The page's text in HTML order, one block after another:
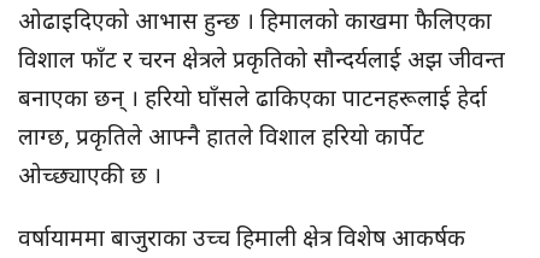
ओढाइदिएको आभास हुन्छ । हिमालको काखमा फैलिएका
विशाल फाँट र चरन क्षेत्रले प्रकृतिको सौन्दर्यलाई अझ जीवन्त
बनाएका छन् । हरियो घाँसले ढाकिएका पाटनहरूलाई हेर्दा
लाग्छ, प्रकृतिले आफ्नै हातले विशाल हरियो कार्पेट
ओच्छ्याएकी छ ।
वर्षायाममा बाजुराका उच्च हिमाली क्षेत्र विशेष आकर्षक